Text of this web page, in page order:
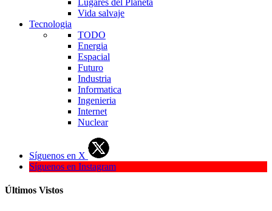
Vida salvaje
Tecnologia
TODO
Energia
Espacial
Futuro
Industria
Informatica
Ingenieria
Internet
Nuclear
Síguenos en X
Síguenos en Instagram
Últimos Vistos